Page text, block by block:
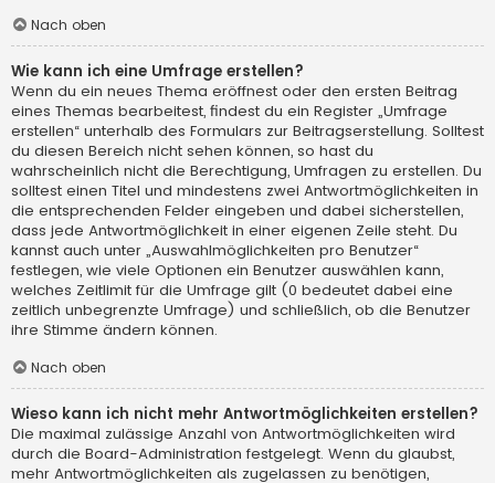
Nach oben
Wie kann ich eine Umfrage erstellen?
Wenn du ein neues Thema eröffnest oder den ersten Beitrag
eines Themas bearbeitest, findest du ein Register „Umfrage
erstellen“ unterhalb des Formulars zur Beitragserstellung. Solltest
du diesen Bereich nicht sehen können, so hast du
wahrscheinlich nicht die Berechtigung, Umfragen zu erstellen. Du
solltest einen Titel und mindestens zwei Antwortmöglichkeiten in
die entsprechenden Felder eingeben und dabei sicherstellen,
dass jede Antwortmöglichkeit in einer eigenen Zeile steht. Du
kannst auch unter „Auswahlmöglichkeiten pro Benutzer“
festlegen, wie viele Optionen ein Benutzer auswählen kann,
welches Zeitlimit für die Umfrage gilt (0 bedeutet dabei eine
zeitlich unbegrenzte Umfrage) und schließlich, ob die Benutzer
ihre Stimme ändern können.
Nach oben
Wieso kann ich nicht mehr Antwortmöglichkeiten erstellen?
Die maximal zulässige Anzahl von Antwortmöglichkeiten wird
durch die Board-Administration festgelegt. Wenn du glaubst,
mehr Antwortmöglichkeiten als zugelassen zu benötigen,